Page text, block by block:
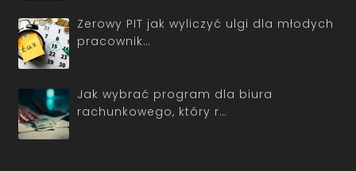
Zerowy PIT jak wyliczyć ulgi dla młodych
pracownik…
Jak wybrać program dla biura
rachunkowego, który r…